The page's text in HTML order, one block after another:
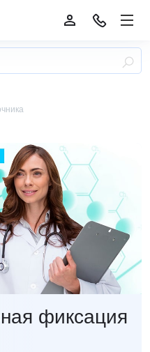
фиксация